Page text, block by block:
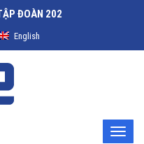
ĐOÀN 202
English
Toggle